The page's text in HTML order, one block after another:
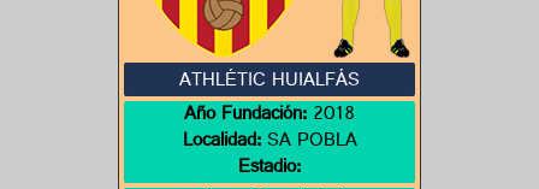
ATHLÉTIC HUIALFÁS
Año Fundación:2018
Localidad:SA POBLA
Estadio: